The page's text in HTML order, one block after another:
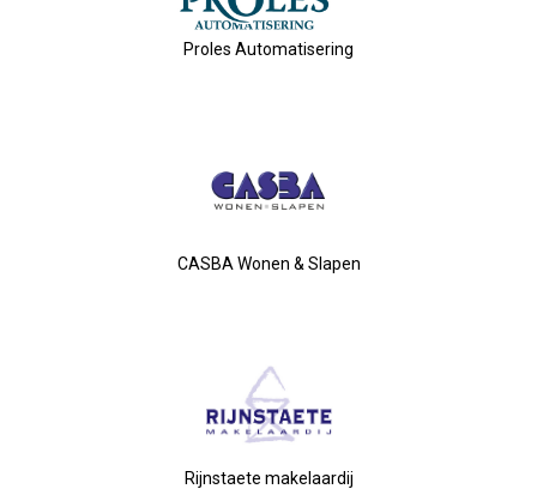
ALV 2021
2026-07-10 OVZ Ledendag
29-05-2026 Ontbijt En
15-04-2026 ALV!
Proles Automatisering
CASBA Wonen & Slapen
Rijnstaete makelaardij